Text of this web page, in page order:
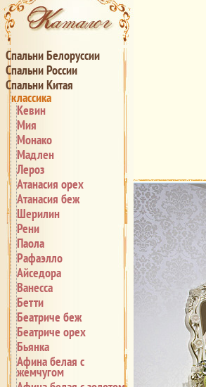
Спальни Белоруссии
Спальни России
Спальни Китая
классика
Кевин
Мия
Монако
Мадлен
Лероз
Атанасия орех
Атанасия беж
Шерилин
Рени
Паола
Рафаэлло
Айседора
Ванесса
Бетти
Беатриче беж
Беатриче орех
Бьянка
Афина белая с
жемчугом